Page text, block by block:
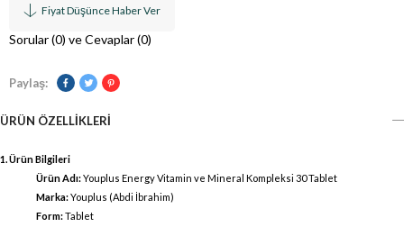
Fiyat Düşünce Haber Ver
Sorular (0) ve Cevaplar (0)
Paylaş:
ÜRÜN ÖZELLIKLERI
1. Ürün Bilgileri
Ürün Adı:Youplus Energy Vitamin ve Mineral Kompleksi 30 Tablet
Marka:Youplus (Abdi İbrahim)
Form:Tablet